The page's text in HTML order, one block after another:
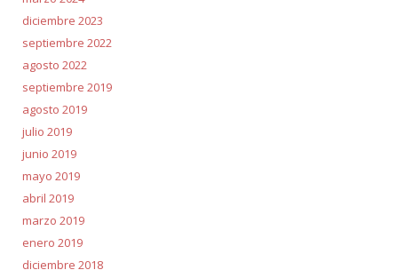
diciembre 2023
septiembre 2022
agosto 2022
septiembre 2019
agosto 2019
julio 2019
junio 2019
mayo 2019
abril 2019
marzo 2019
enero 2019
diciembre 2018